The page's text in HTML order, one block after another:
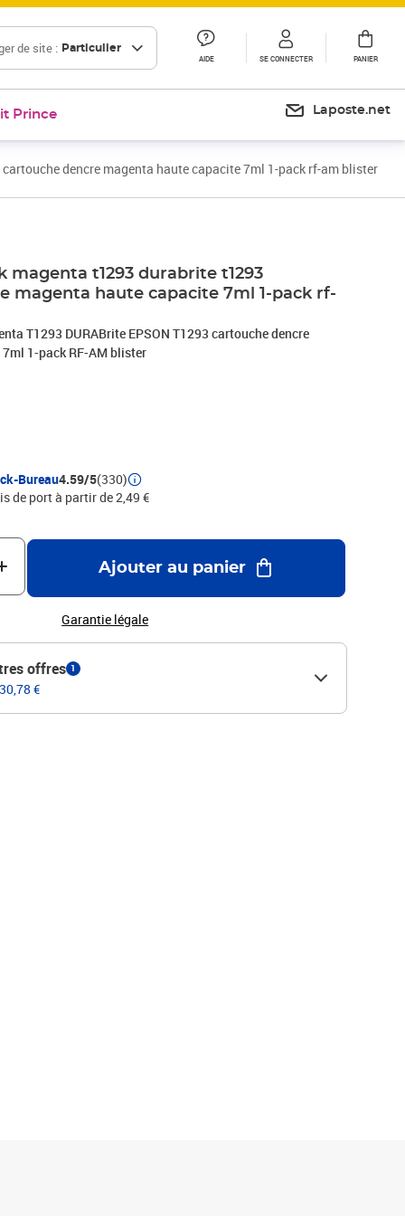
de site : Particulier
AIDE SE CONNECTER PANIER
Prince Laposte.net
dencre magenta haute capacite 7ml 1-pack rf-am blister
magenta t1293 durabrite t1293
magenta haute capacite 7ml 1-pack rf-
T1293 DURABrite EPSON T1293 cartouche dencre
1-pack RF-AM blister
Bureau4.59/5(330)
de port à partir de 2,49 €
Ajouter au panier
Garantie légale
offres 1
€